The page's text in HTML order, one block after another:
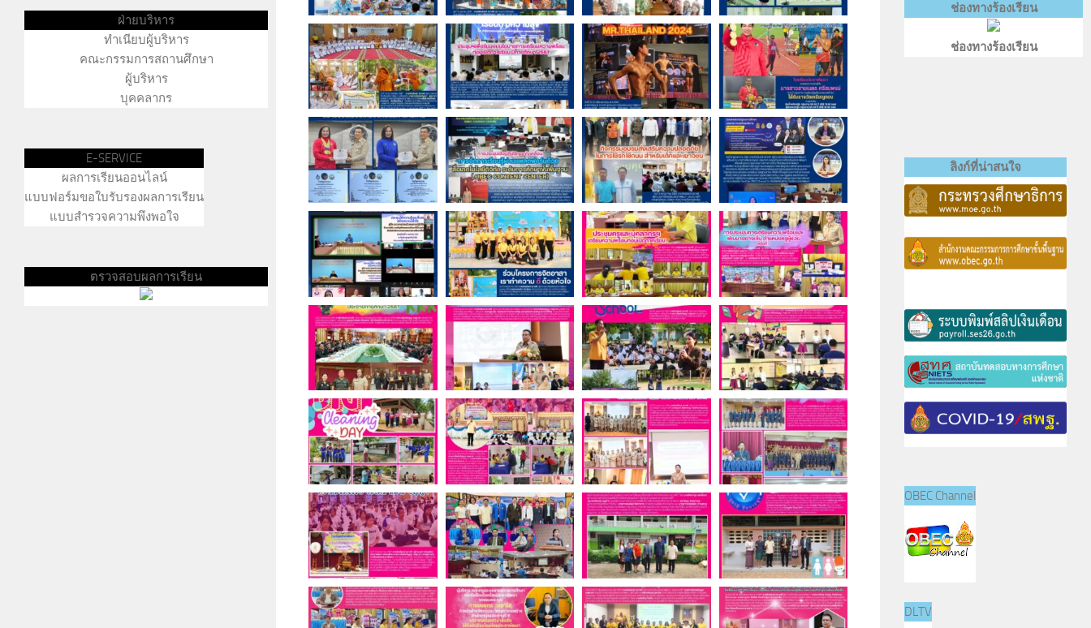
ฝ่ายบริหาร
ทำเนียบผู้บริหาร
คณะกรรมการสถานศึกษา
ผู้บริหาร
บุคคลากร
E-SERVICE
ผลการเรียนออนไลน์
แบบฟอร์มขอใบรับรองผลการเรียน
แบบสำรวจความพึงพอใจ
ตรวจสอบผลการเรียน
ช่องทางร้องเรียน
ช่องทางร้องเรียน
ลิงก์ที่น่าสนใจ
OBEC Channel
DLTV